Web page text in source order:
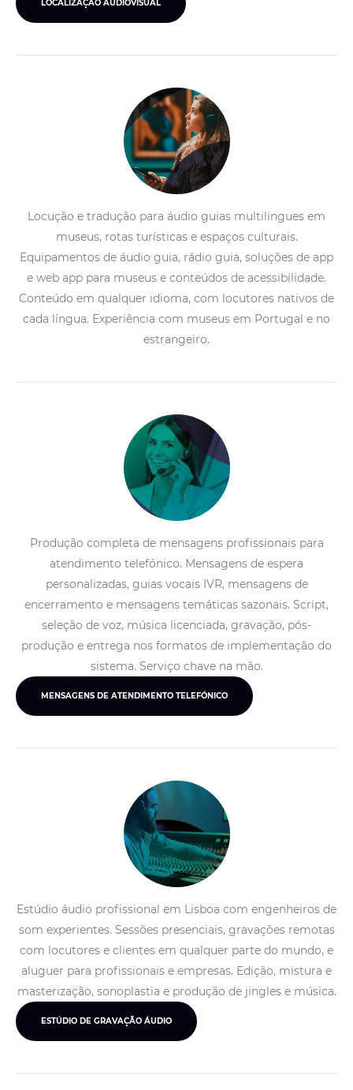
LOCALIZAÇÃO AUDIOVISUAL
Locução e tradução para áudio guias multilingues em
museus, rotas turísticas e espaços culturais.
Equipamentos de áudio guia, rádio guia, soluções de app
e web app para museus e conteúdos de acessibilidade.
Conteúdo em qualquer idioma, com locutores nativos de
cada língua. Experiência com museus em Portugal e no
estrangeiro.
Produção completa de mensagens profissionais para
atendimento telefónico. Mensagens de espera
personalizadas, guias vocais IVR, mensagens de
encerramento e mensagens temáticas sazonais. Script,
seleção de voz, música licenciada, gravação, pós-
produção e entrega nos formatos de implementação do
sistema. Serviço chave na mão.
MENSAGENS DE ATENDIMENTO TELEFÓNICO
Estúdio áudio profissional em Lisboa com engenheiros de
som experientes. Sessões presenciais, gravações remotas
com locutores e clientes em qualquer parte do mundo, e
aluguer para profissionais e empresas. Edição, mistura e
masterização, sonoplastia e produção de jingles e música.
ESTÚDIO DE GRAVAÇÃO ÁUDIO